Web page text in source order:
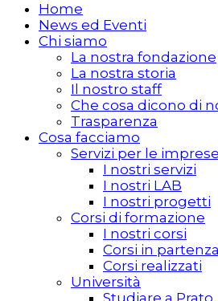
Home
News ed Eventi
Chi siamo
La nostra fondazione
La nostra storia
Il nostro staff
Che cosa dicono di
Trasparenza
Cosa facciamo
Servizi per le imprese
I nostri servizi
I nostri LAB
I nostri progetti
Corsi di formazione
I nostri corsi
Corsi in partenza
Corsi realizzati
Università
Studiare a Prato